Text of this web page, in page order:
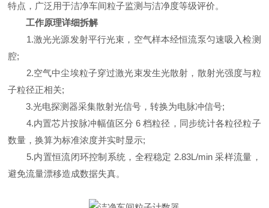
特点，广泛用于洁净车间粒子监测与洁净度等级评价。
工作原理详细拆解
1.激光光源发射平行光束，空气样本经恒流泵匀速吸入检测
腔;
2.空气中尘埃粒子穿过激光束发生光散射，散射光强度与粒
子粒径正相关;
3.光电探测器采集散射光信号，转换为电脉冲信号;
4.内置芯片按脉冲幅值区分 6 档粒径，同步统计各粒径粒子
数量，换算为标准浓度并实时显示;
5.内置恒流闭环控制系统，全程稳定 2.83L/min 采样流量，
避免流量漂移造成数据失真。